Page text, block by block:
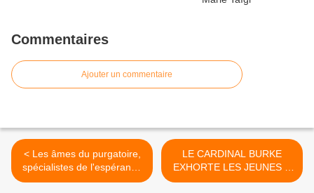
Commentaires
Ajouter un commentaire
< Les âmes du purgatoire,
spécialistes de l'espérance
- Homélie Commémoration
LE CARDINAL BURKE
EXHORTE LES JEUNES À
MOURIR POUR LA